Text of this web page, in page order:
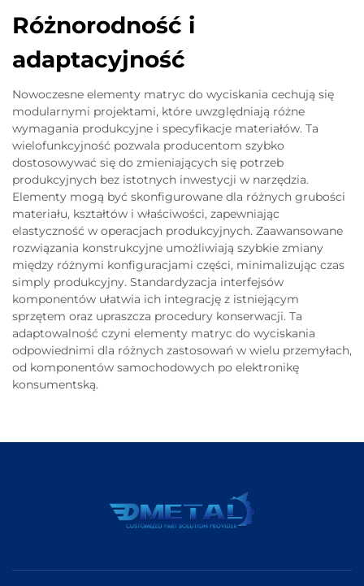
Różnorodność i
adaptacyjność
Nowoczesne elementy matryc do wyciskania cechują się
modularnymi projektami, które uwzględniają różne
wymagania produkcyjne i specyfikacje materiałów. Ta
wielofunkcyjność pozwala producentom szybko
dostosowywać się do zmieniających się potrzeb
produkcyjnych bez istotnych inwestycji w narzędzia.
Elementy mogą być skonfigurowane dla różnych grubości
materiału, kształtów i właściwości, zapewniając
elastyczność w operacjach produkcyjnych. Zaawansowane
rozwiązania konstrukcyjne umożliwiają szybkie zmiany
między różnymi konfiguracjami części, minimalizując czas
simply produkcyjny. Standardyzacja interfejsów
komponentów ułatwia ich integrację z istniejącym
sprzętem oraz upraszcza procedury konserwacji. Ta
adaptowalność czyni elementy matryc do wyciskania
odpowiednimi dla różnych zastosowań w wielu przemyłach,
od komponentów samochodowych po elektronikę
konsumentską.